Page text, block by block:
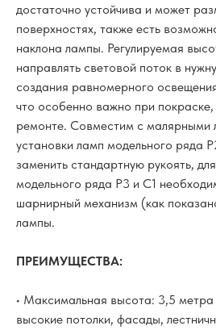
достаточно устойчива и может
поверхностях, также есть
наклона лампы. Регулируемая
направлять световой поток в
создания равномерного
что особенно важно при покраске,
ремонте. Совместим с малярными
установки ламп модельного ряда
заменить стандартную рукоять,
модельного ряда P3 и C1
шарнирный механизм (как
лампы.
ПРЕИМУЩЕСТВА:
• Максимальная высота: 3,5
высокие потолки, фасады,